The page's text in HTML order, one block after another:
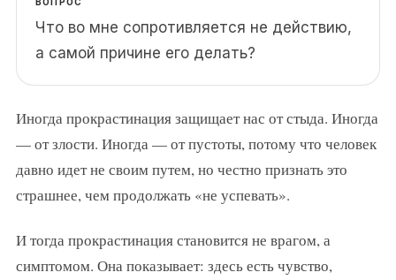
Что во мне сопротивляется не действию,
а самой причине его делать?
Иногда прокрастинация защищает нас от стыда. Иногда
— от злости. Иногда — от пустоты, потому что человек
давно идет не своим путем, но честно признать это
страшнее, чем продолжать «не успевать».
И тогда прокрастинация становится не врагом, а
симптомом. Она показывает: здесь есть чувство,